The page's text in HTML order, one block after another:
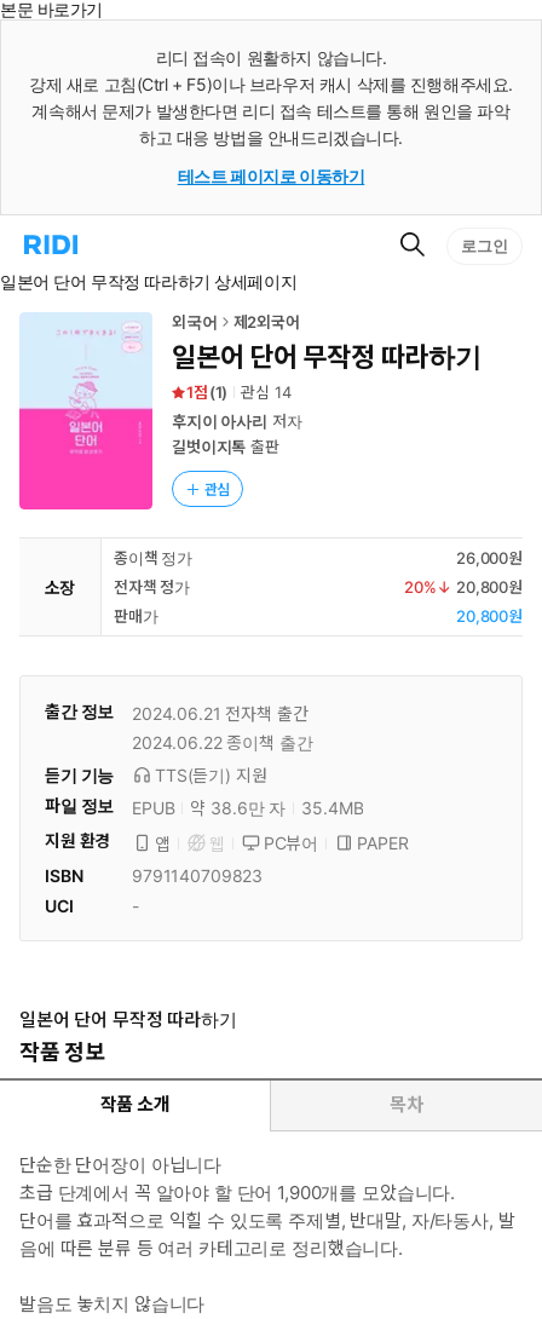
본문 바로가기
리디 접속이 원활하지 않습니다.
강제 새로 고침(Ctrl + F5)이나 브라우저 캐시 삭제를 진행해주세요.
계속해서 문제가 발생한다면 리디 접속 테스트를 통해 원인을 파악
하고 대응 방법을 안내드리겠습니다.
테스트 페이지로 이동하기
리
홈
로
검
로그인
일본어 단어 무작정 따라하기 상세페이지
외국어 제2외국어
일본어 단어 무작정 따라하기
1 (1) 관심 14
후지이 아사리 저자
길벗이지톡 출판
관심
소장
종이책 정가
26,000원
전자책 정가
20%↓ 20,800원
판매가
20,800원
출간 정보 2024.06.21 전자책 출간
2024.06.22 종이책 출간
듣기 기능
TTS(듣기) 지원
파일 정보
EPUB 약 38.6만 자
35.4MB
지원 환경
앱 웹 PC뷰어
PAPER
ISBN
9791140709823
UCI
-
일본어 단어 무작정 따라하기
작품 정보
작품 소개 목차
단순한 단어장이 아닙니다
초급 단계에서 꼭 알아야 할 단어 1,900개를 모았습니다.
단어를 효과적으로 익힐 수 있도록 주제별, 반대말, 자/타동사, 발
음에 따른 분류 등 여러 카테고리로 정리했습니다.
발음도 놓치지 않습니다